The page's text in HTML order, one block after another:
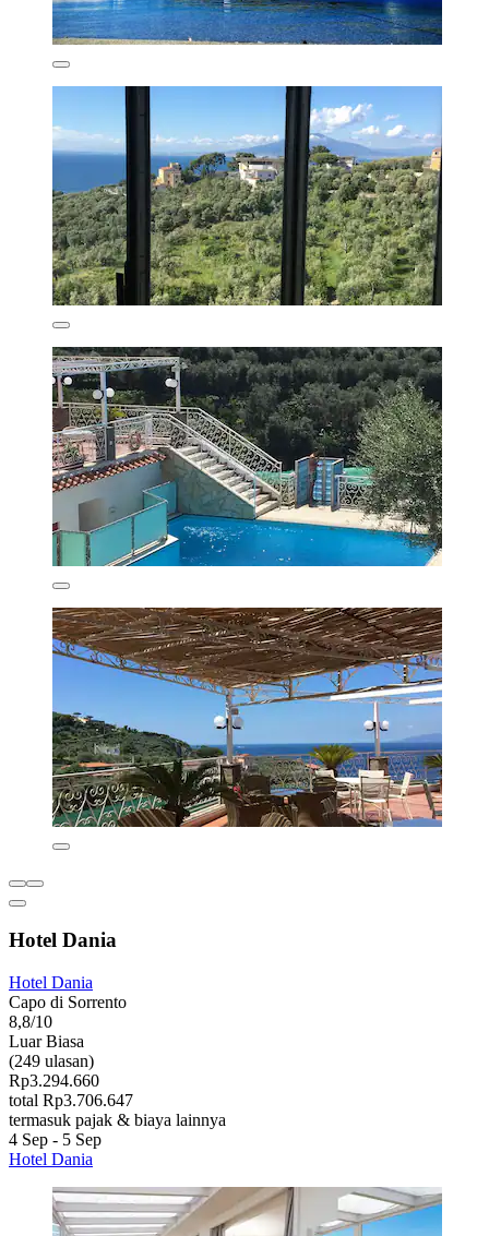
Hotel Dania
Hotel Dania
Capo di Sorrento
8,8/10
Luar Biasa
(249 ulasan)
Rp3.294.660
total Rp3.706.647
termasuk pajak & biaya lainnya
4 Sep - 5 Sep
Hotel Dania